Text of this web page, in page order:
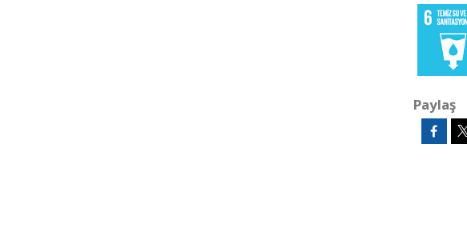
Paylaş